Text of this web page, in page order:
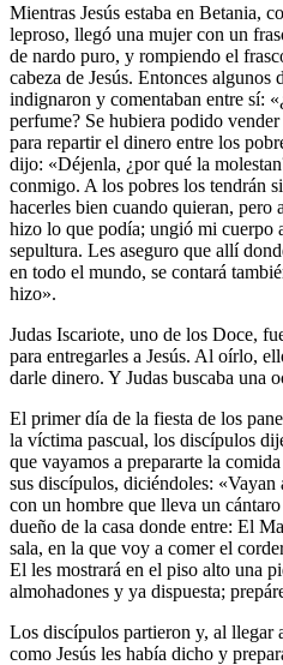
Mientras Jesús estaba en Betania,
leproso, llegó una mujer con un
de nardo puro, y rompiendo el
cabeza de Jesús. Entonces algunos
indignaron y comentaban entre sí:
perfume? Se hubiera podido
para repartir el dinero entre los
dijo: «Déjenla, ¿por qué la
conmigo. A los pobres los tendrán
hacerles bien cuando quieran, pero
hizo lo que podía; ungió mi cuerpo
sepultura. Les aseguro que allí
en todo el mundo, se contará
hizo».
Judas Iscariote, uno de los Doce,
para entregarles a Jesús. Al oírlo,
darle dinero. Y Judas buscaba una
El primer día de la fiesta de los
la víctima pascual, los discípulos
que vayamos a prepararte la
sus discípulos, diciéndoles:
con un hombre que lleva un
dueño de la casa donde entre: El
sala, en la que voy a comer el
El les mostrará en el piso alto una
almohadones y ya dispuesta;
Los discípulos partieron y, al llegar
como Jesús les había dicho y